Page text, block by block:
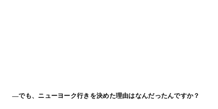
―でも、ニューヨーク行きを決めた理由はなんだったんですか？